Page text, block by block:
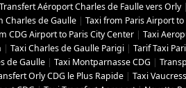
Transfert Aéroport Charles de Faulle vers Orly|
Charles de Gaulle | Taxi from Paris Airport to
CDG Airport to Paris City Center | Taxi
| Taxi Charles de Gaulle Parigi | Tarif Taxi
de Gaulle | Taxi Montparnasse CDG |
Orly CDG le Plus Rapide | Taxi